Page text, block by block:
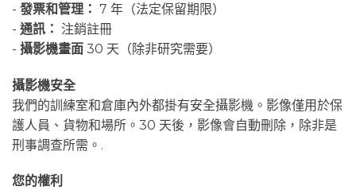
- 發票和管理： 7 年（法定保留期限）
- 通訊： 注銷註冊
- 攝影機畫面 30 天（除非研究需要）
攝影機安全
我們的訓練室和倉庫內外都掛有安全攝影機。影像僅用於保
護人員、貨物和場所。30 天後，影像會自動刪除，除非是
刑事調查所需。.
您的權利